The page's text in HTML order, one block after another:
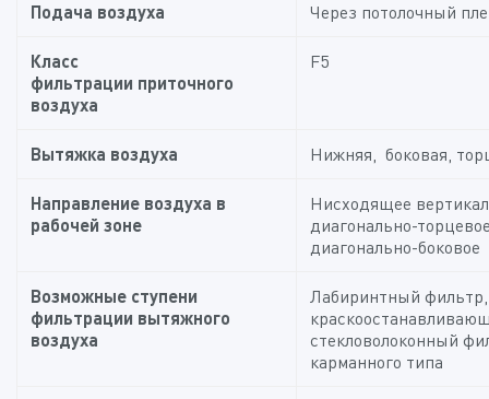
Подача воздуха Через потолочный
Класс
фильтрации приточного
воздуха
F5
Вытяжка воздуха Нижняя, боковая,
Направление воздуха в
рабочей зоне
Нисходящее
диагонально-
диагонально-боковое
Возможные ступени
фильтрации вытяжного
воздуха
Лабиринтный фильтр,
стекловолоконный
карманного типа